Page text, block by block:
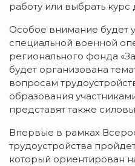
работу или выбрать курс
Особое внимание будет
специальной военной
регионального фонда
будет организована
вопросам
образования
представят также
Впервые в рамках
трудоустройства
который ориентирован